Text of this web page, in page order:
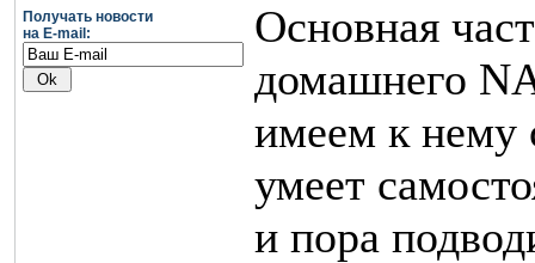
Получать новости
на E-mail:
Основная
домашнего
имеем к нему
умеет
и пора